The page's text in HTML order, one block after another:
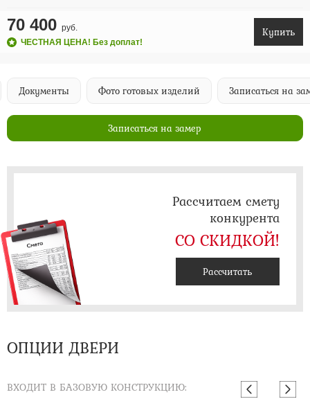
70 400 руб.
ЧЕСТНАЯ ЦЕНА! Без доплат!
Купить
Документы Фото готовых изделий Записаться на
Записаться на замер
Рассчитаем смету
конкурента
СО СКИДКОЙ!
Рассчитать
ОПЦИИ ДВЕРИ
ВХОДИТ В БАЗОВУЮ КОНСТРУКЦИЮ: